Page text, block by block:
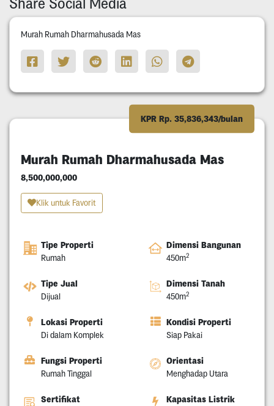
Murah Rumah Dharmahusada Mas
KPR Rp. 35,836,343/bulan
Murah Rumah Dharmahusada Mas
8,500,000,000
Klik untuk Favorit
Tipe Properti
Rumah
Dimensi Bangunan
450m2
Tipe Jual
Dijual
Dimensi Tanah
450m2
Lokasi Properti
Di dalam Komplek
Kondisi Properti
Siap Pakai
Fungsi Properti
Rumah Tinggal
Orientasi
Menghadap Utara
Sertifikat Kapasitas Listrik